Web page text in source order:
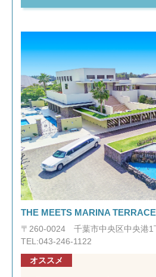
THE MEETS MARINA TERRACE
〒260-0024 千葉市中央区中央港1
TEL:043-246-1122
オススメ